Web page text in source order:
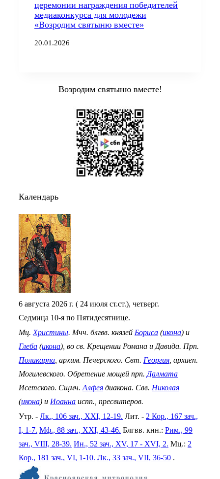
церемонии награждения победителей
медиаконкурса для молодежи
«Возродим святыню вместе»
20.01.2026
Возродим святыню вместе!
Календарь
6 августа 2026 г. ( 24 июля ст.ст.), четверг.
Седмица 10-я по Пятидесятнице.
Мц. Христины. Мчч. блгвв. князей Бориса (икона) и
Глеба (икона), во св. Крещении Романа и Давида. Прп.
Поликарпа , архим. Печерского. Свт. Георгия , архиеп.
Могилевского. Обретение мощей прп. Далмата
Исетского. Сщмч. Алфея диакона. Свв. Николая
(икона) и Иоанна испп., пресвитеров.
Утр. - Лк., 106 зач., XXI, 12-19. Лит. - 2 Кор., 167 зач.,
I, 1-7. Мф., 88 зач., XXI, 43-46. Блгвв. кнн.: Рим., 99
зач., VIII, 28-39. Ин., 52 зач., XV, 17 - XVI, 2. Мц.: 2
Кор., 181 зач., VI, 1-10. Лк., 33 зач., VII, 36-50 .